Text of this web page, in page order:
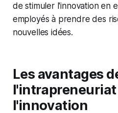
de stimuler l'innovation en
employés à prendre des
nouvelles idées.
Les avantages
l'innovation